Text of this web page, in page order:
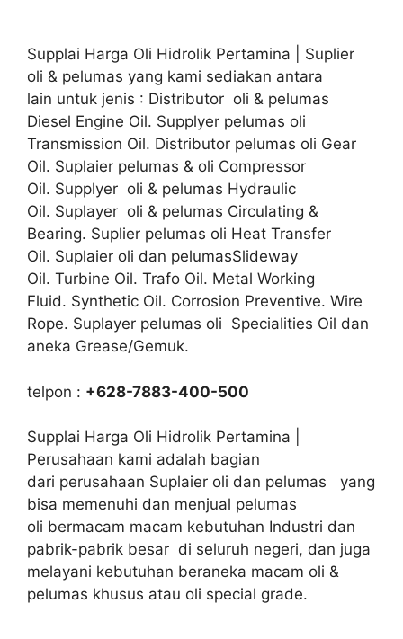
Supplai Harga Oli Hidrolik Pertamina | Suplier
oli & pelumas yang kami sediakan antara
lain untuk jenis : Distributor oli & pelumas
Diesel Engine Oil. Supplyer pelumas oli
Transmission Oil. Distributor pelumas oli Gear
Oil. Suplaier pelumas & oli Compressor
Oil. Supplyer oli & pelumas Hydraulic
Oil. Suplayer oli & pelumas Circulating &
Bearing. Suplier pelumas oli Heat Transfer
Oil. Suplaier oli dan pelumasSlideway
Oil. Turbine Oil. Trafo Oil. Metal Working
Fluid. Synthetic Oil. Corrosion Preventive. Wire
Rope. Suplayer pelumas oli Specialities Oil dan
aneka Grease/Gemuk.
telpon : +628-7883-400-500
Supplai Harga Oli Hidrolik Pertamina |
Perusahaan kami adalah bagian
dari perusahaan Suplaier oli dan pelumas yang
bisa memenuhi dan menjual pelumas
oli bermacam macam kebutuhan Industri dan
pabrik-pabrik besar di seluruh negeri, dan juga
melayani kebutuhan beraneka macam oli &
pelumas khusus atau oli special grade.